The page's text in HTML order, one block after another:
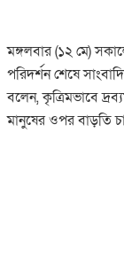
মঙ্গলবার (১২ মে)
পরিদর্শন শেষে
বলেন, কৃত্রিমভাবে
মানুষের ওপর বাড়তি